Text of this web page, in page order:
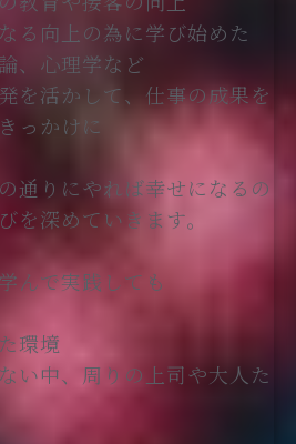
る向上の為に学び始めた
、心理学など
を活かして、仕事の成果を
っかけに
通りにやれば幸せになるの
を深めていきます。
んで実践しても
環境
い中、周りの上司や大人た